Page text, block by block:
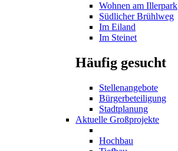
Wohnen am Illerpark
Südlicher Brühlweg
Im Eiland
Im Steinet
Häufig gesucht
Stellenangebote
Bürgerbeteiligung
Stadtplanung
Aktuelle Großprojekte
Hochbau